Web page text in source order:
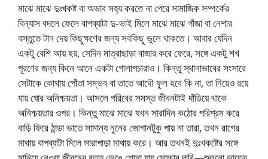
মাঝে মাঝে দুঃখকষ্ট বা অভাব সহ্য করতে না পেরে সামাজিক সম্পর্কের
বিন্যাস বদলে ফেলে বাপব্যাটা দু-ভাই মিলে মাঝে মাঝে গাঁজা বা নেশার
বস্তুতে টান দেয় কিছুক্ষণের জন্য সবকিছু ভুলে থাকতে। আবার যেদিন
একটু বেশি আয় হয়, সেদিন মাত্রাছাড়া বাজার করে ফেরে, সঙ্গে একটু শখ
পূরণের জন্য কিনে আনে একটা গােলাপচারাও। কিন্তু স্থানাভাবের সংসারে
সেটাকে কোথায় পোঁতা সম্ভব বা তাতে আদৌ ফুল হবে কি না, তা নিয়েও রয়ে
যায় ঘাের অনিশ্চয়তা। আসলে গরিবের সমস্ত জীবনটাই দাঁড়িয়ে থাকে
অনিশ্চয়তার ওপর। কিন্তু মাঝে মাঝে যখন সারাদিন কঠোর পরিশ্রম করে
বাড়ি ফিরে ঠান্ডা ভাতে সামান্য নুনের জোগানটুকু পায় না তারা, তখন রাগের
মাথায় বাপব্যাটা মিলে সারাপাড়া মাথায় করে। আর তখনই দুঃখকষ্টের সঙ্গে